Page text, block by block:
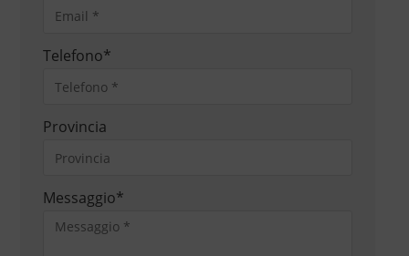
Telefono*
Provincia
Messaggio*